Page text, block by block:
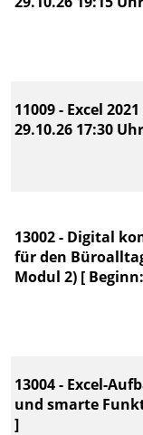
11009 - Excel
29.10.26 17:30
13002 - Digital
für den
Modul 2) [
13004 - Excel-
und smarte
]